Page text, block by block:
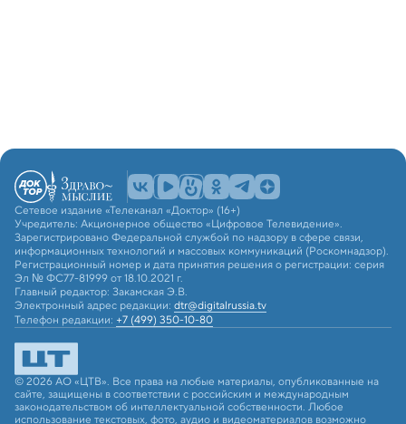
Сетевое издание «Телеканал «Доктор» (16+)
Учредитель: Акционерное общество «Цифровое Телевидение».
Зарегистрировано Федеральной службой по надзору в сфере связи,
информационных технологий и массовых коммуникаций (Роскомнадзор).
Регистрационный номер и дата принятия решения о регистрации: серия
Эл № ФС77-81999 от 18.10.2021 г.
Главный редактор: Закамская Э.В.
Электронный адрес редакции: dtr@digitalrussia.tv
Телефон редакции: +7 (499) 350-10-80
© 2026 АО «ЦТВ». Все права на любые материалы, опубликованные на
сайте, защищены в соответствии с российским и международным
законодательством об интеллектуальной собственности. Любое
использование текстовых, фото, аудио и видеоматериалов возможно